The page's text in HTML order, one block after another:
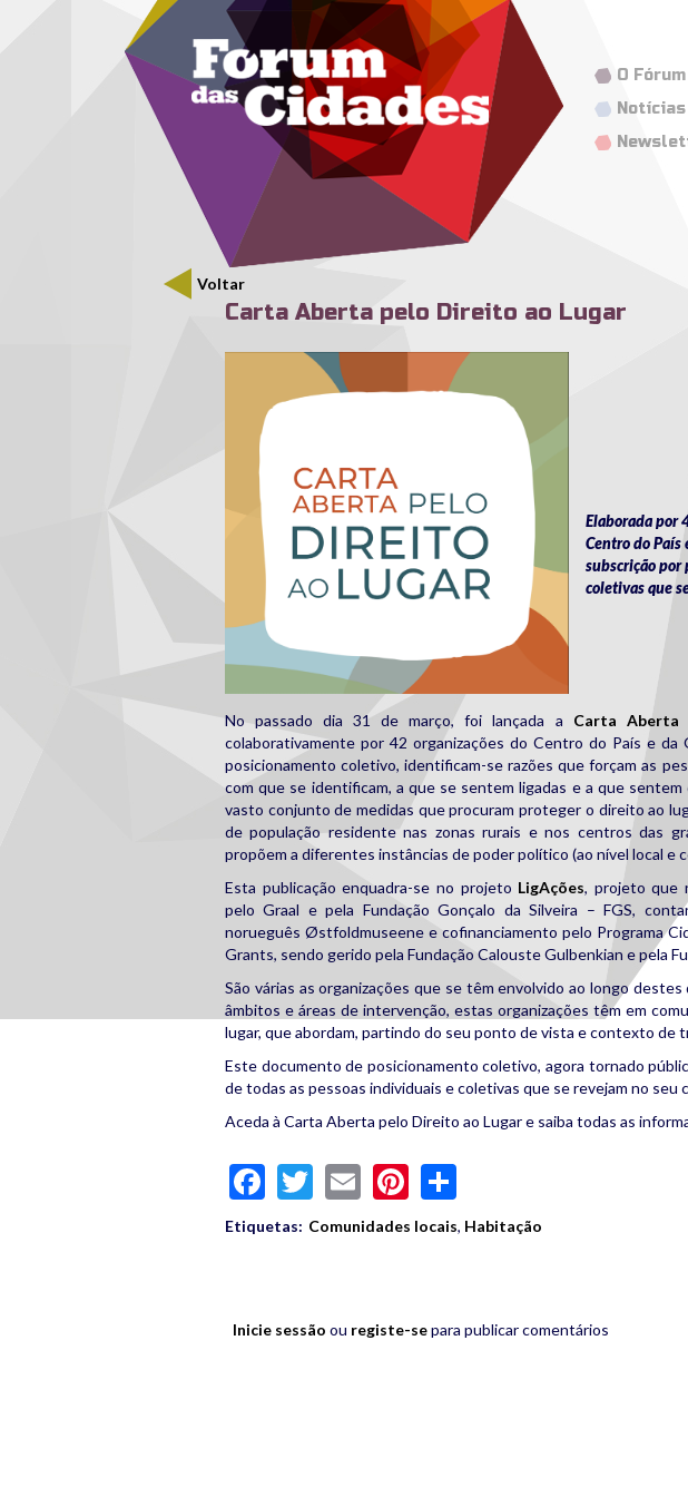
Passar para o conteúdo principalMenu secundário
O Fórum
Notícias
Voltar
Carta Aberta pelo Direito ao Lugar
carta_aberta_direito_ao_lugar.png
Elaborada por
Centro do País
subscrição por
coletivas que
No passado dia 31 de março, foi lançada a Carta
colaborativamente por 42 organizações do Centro do País e da
posicionamento coletivo, identificam-se razões que forçam as
com que se identificam, a que se sentem ligadas e a que
vasto conjunto de medidas que procuram proteger o direito ao
de população residente nas zonas rurais e nos centros das
propõem a diferentes instâncias de poder político (ao nível local e
Esta publicação enquadra-se no projeto LigAções, projeto que
pelo Graal e pela Fundação Gonçalo da Silveira – FGS,
norueguês Østfoldmuseene e cofinanciamento pelo Programa
Grants, sendo gerido pela Fundação Calouste Gulbenkian e pela
São várias as organizações que se têm envolvido ao longo
âmbitos e áreas de intervenção, estas organizações têm em
lugar, que abordam, partindo do seu ponto de vista e contexto de
Este documento de posicionamento coletivo, agora tornado
de todas as pessoas individuais e coletivas que se revejam no seu
Aceda à Carta Aberta pelo Direito ao Lugar e saiba todas as
Facebook
Twitter
EmailPinterest
Etiquetas: Comunidades locais, Habitação
Inicie sessão ou registe-separa publicar comentários